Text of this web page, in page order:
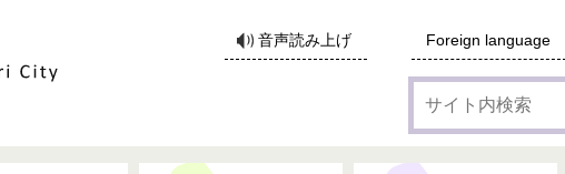
音声読み上げ Foreign language
イ
ト
検
索